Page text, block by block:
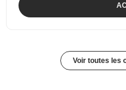
Voir toutes les